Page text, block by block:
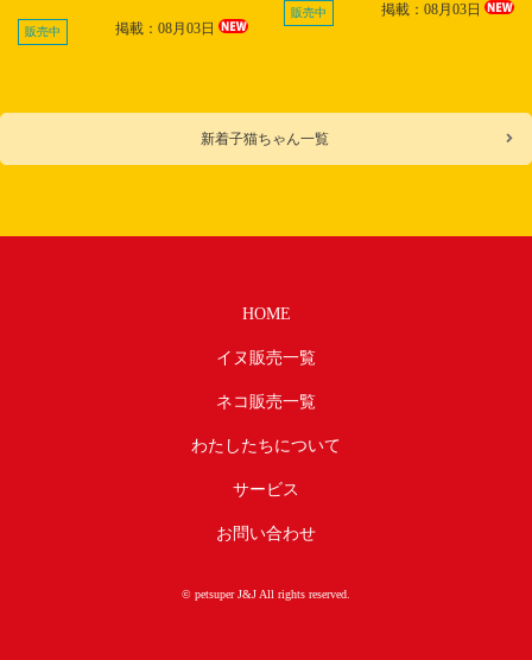
販売中 掲載：08月03日
販売中 掲載：08月03日
新着子猫ちゃん一覧
HOME
イヌ販売一覧
ネコ販売一覧
わたしたちについて
サービス
お問い合わせ
© petsuper J&J All rights reserved.